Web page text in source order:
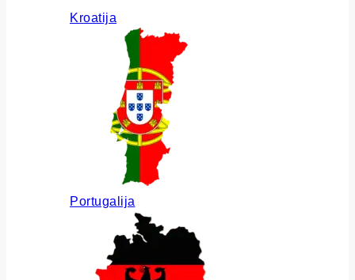
Kroatija
Portugalija